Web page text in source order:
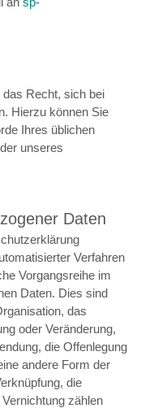
Recht, sich bei
Hierzu können Sie
Ihres üblichen
unseres
Daten
Verfahren
Vorgangsreihe im
Daten. Dies sind
das
oder Veränderung,
die Offenlegung
andere Form der
die
zählen